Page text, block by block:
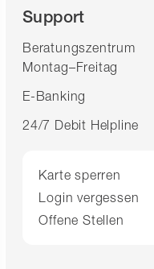
Support
Beratungszentrum
Montag–Freitag
E-Banking
24/7 Debit Helpline
Karte sperren
Login vergessen
Offene Stellen